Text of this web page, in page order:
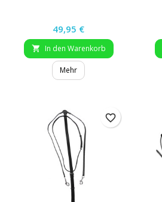
Preis
49,95 €
 In den Warenkorb
Mehr
favorite_border